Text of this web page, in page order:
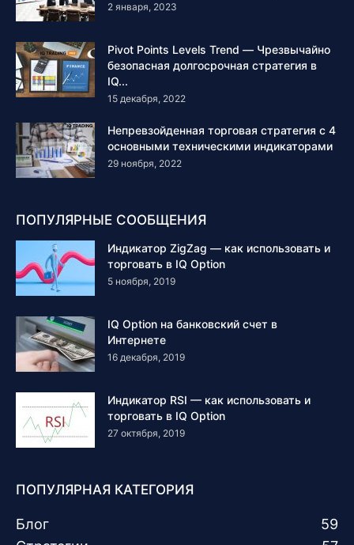
2 января, 2023
Pivot Points Levels Trend — Чрезвычайно
безопасная долгосрочная стратегия в
IQ...
15 декабря, 2022
Непревзойденная торговая стратегия с 4
основными техническими индикаторами
29 ноября, 2022
ПОПУЛЯРНЫЕ СООБЩЕНИЯ
Индикатор ZigZag — как использовать и
торговать в IQ Option
5 ноября, 2019
IQ Option на банковский счет в
Интернете
16 декабря, 2019
Индикатор RSI — как использовать и
торговать в IQ Option
27 октября, 2019
ПОПУЛЯРНАЯ КАТЕГОРИЯ
Блог
59